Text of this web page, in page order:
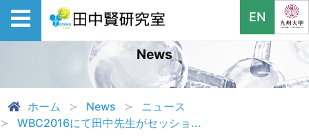
EN
News
ホーム News
ニュース
WBC2016にて田中先生がセッショ...